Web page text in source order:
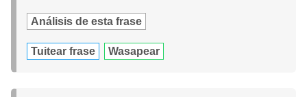
Análisis de esta frase
Tuitear frase Wasapear